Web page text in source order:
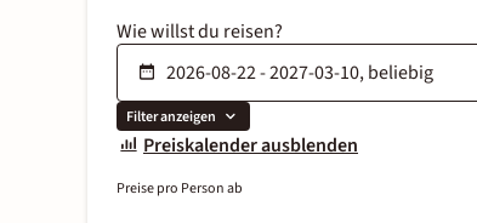
Wie willst du reisen?
Filter anzeigen
Preiskalender ausblenden
Preise pro Person ab